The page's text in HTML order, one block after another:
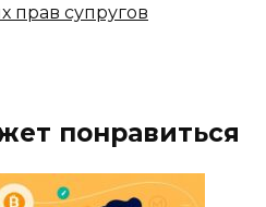
прав супругов
понравиться